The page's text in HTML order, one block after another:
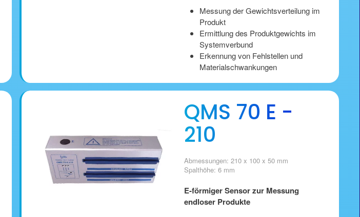
Messung der Gewichtsverteilung im
Produkt
Ermittlung des Produktgewichts im
Systemverbund
Erkennung von Fehlstellen und
Materialschwankungen
QMS 70 E -
210
Abmessungen: 210 x 100 x 50 mm
Spalthöhe: 6 mm
E-förmiger Sensor zur Messung
endloser Produkte